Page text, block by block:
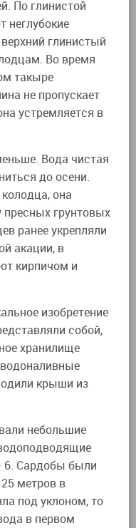
По глинистой
неглубокие
глинистый
Во время
такыре
не пропускает
устремляется в
Вода чистая
до осени.
она
грунтовых
ранее укрепляли
акации, в
кирпичом и
изобретение
собой,
хранилище
крыши из
небольшие
6. Сардобы были
метров в
под уклоном, то
в первом